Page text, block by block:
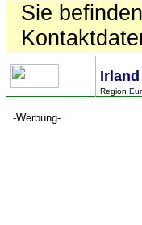
Sie
Region
-Werbung-